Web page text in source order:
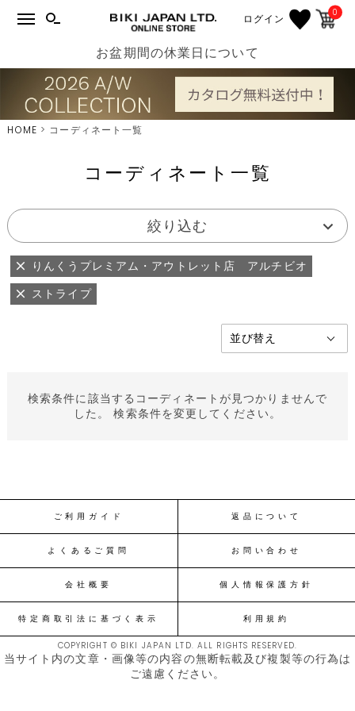
ログイン 0
お盆期間の休業日について
HOME コーディネート一覧
コーディネート一覧
絞り込む
りんくうプレミアム・アウトレット店 アルチビオ
ストライプ
検索条件に該当するコーディネートが見つかりませんで
した。 検索条件を変更してください。
ご利用ガイド 返品について
よくあるご質問 お問い合わせ
会社概要 個人情報保護方針
特定商取引法に基づく表示 利用規約
COPYRIGHT © BIKI JAPAN LTD. ALL RIGHTS RESERVED.
当サイト内の文章・画像等の内容の無断転載及び複製等の行為は
ご遠慮ください。